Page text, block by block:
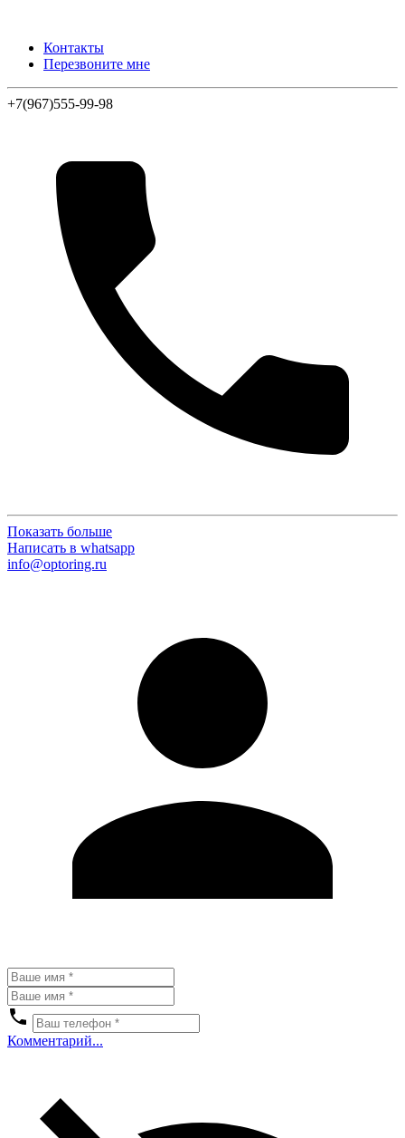
Контакты
Перезвоните мне
+7(967)555-99-98
Показать больше
Написать в whatsapp
info@optoring.ru
Комментарий...